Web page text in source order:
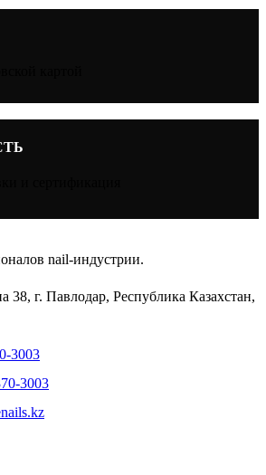
nail-индустрии.
38, г. Павлодар, Республика Казахстан,
3003
3003